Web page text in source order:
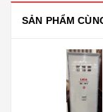
SẢN PHẨM